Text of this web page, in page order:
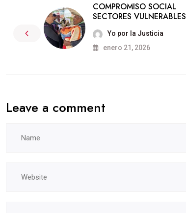
COMPROMISO SOCIAL
SECTORES VULNERABLES
Yo por la Justicia
enero 21, 2026
Leave a comment